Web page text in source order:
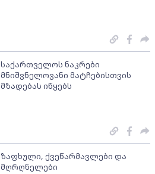
საქართველოს ნაკრები
მნიშვნელოვანი მატჩებისთვის
მზადებას იწყებს
ზაფხული, ქვეწარმავლები და
მღრღნელები